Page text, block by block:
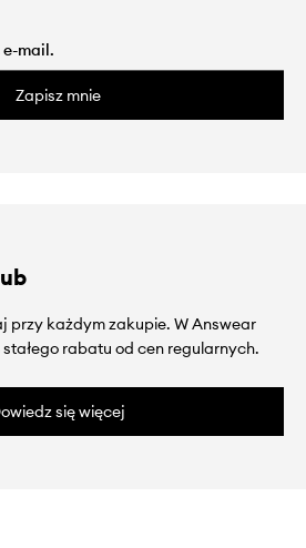
Zapisz mnie
przy każdym zakupie. W Answear
stałego rabatu od cen regularnych.
się więcej